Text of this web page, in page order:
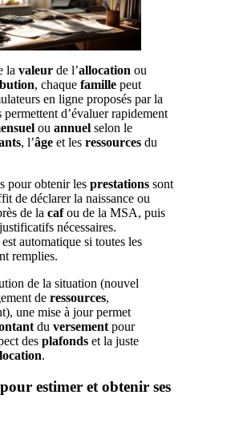
la valeur de l’allocation ou
, chaque famille peut
en ligne proposés par la
permettent d’évaluer rapidement
ou annuel selon le
, l’âge et les ressources du
pour obtenir les prestations sont
de déclarer la naissance ou
de la cafou de la MSA, puis
nécessaires.
est automatique si toutes les
remplies.
de la situation (nouvel
de ressources,
une mise à jour permet
du versement pour
des plafonds et la juste
.
estimer et obtenir ses